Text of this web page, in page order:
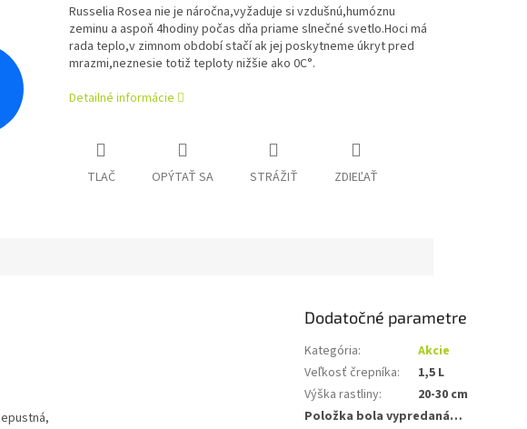
Russelia Rosea nie je náročna,vyžaduje si vzdušnú,humóznu
zeminu a aspoň 4hodiny počas dňa priame slnečné svetlo.Hoci má
rada teplo,v zimnom období stačí ak jej poskytneme úkryt pred
mrazmi,neznesie totiž teploty nižšie ako 0C°.
Detailné informácie
TLAČ OPÝTAŤ SA STRÁŽIŤ ZDIEĽAŤ
Dodatočné parametre
Kategória:
Akcie
Veľkosť črepníka:
1,5 L
Výška rastliny:
20-30 cm
Položka bola vypredaná…